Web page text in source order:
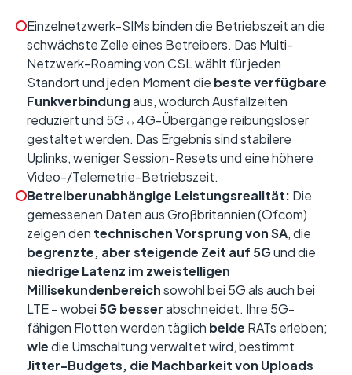
Einzelnetzwerk-SIMs binden die Betriebszeit an die
schwächste Zelle eines Betreibers. Das Multi-
Netzwerk-Roaming von CSL wählt für jeden
Standort und jeden Moment die beste verfügbare
Funkverbindungaus, wodurch Ausfallzeiten
reduziert und 5G↔4G-Übergänge reibungsloser
gestaltet werden. Das Ergebnis sind stabilere
Uplinks, weniger Session-Resets und eine höhere
Video-/Telemetrie-Betriebszeit.
Betreiberunabhängige Leistungsrealität: Die
gemessenen Daten aus Großbritannien (Ofcom)
zeigen den technischen Vorsprung von SA, die
begrenzte, aber steigende Zeit auf 5Gund die
niedrige Latenz im zweistelligen
Millisekundenbereichsowohl bei 5G als auch bei
LTE – wobei 5G besserabschneidet. Ihre 5G-
fähigen Flotten werden täglich beide RATs erleben;
wiedie Umschaltung verwaltet wird, bestimmt
Jitter-Budgets, die Machbarkeit von Uploads